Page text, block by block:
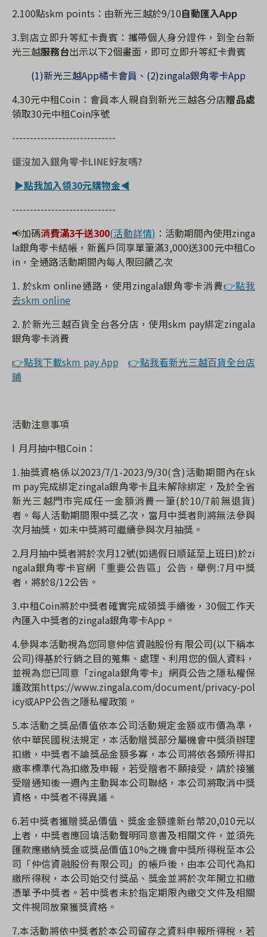
2.100點skm points ：由新光三越於9/10自動匯入App
3.到店立即升等紅卡貴賓：攜帶個人身分證件，到全台新
光三越服務台出示以下2個畫面，即可立即升等紅卡貴賓
(1)新光三越App橘卡會員、 (2)zingala銀角零卡App
4.30元中租Coin ：會員本人親自到新光三越各分店贈品處
領取30元中租Coin序號
-----------------------------
還沒加入銀角零卡LINE好友嗎?
▶點我加入領30元購物金◀
-----------------------------
📢加碼消費滿3千送300(活動詳情) ：活動期間內使用zinga
la銀角零卡結帳，新舊戶同享單筆滿3,000送300元中租Co
in ，全通路活動期間內每人限回饋乙次
1. 於skm online通路，使用zingala銀角零卡消費👉點我
去skm online
2.於新光三越百貨全台各分店，使用skm pay綁定zingala
銀角零卡消費
👉點我下載skm pay App 👉點我看新光三越百貨全台店
鋪
活動注意事項
l 月月抽中租Coin ：
1.抽獎資格係以2023/7/1-2023/9/30(含)活動期間內在sk
m pay完成綁定zingala銀角零卡且未解除綁定，及於全省
新光三越門市完成任一金額消費一筆(於10/7前無退貨)
者 。每人活動期間限中獎乙次，當月中獎者則將無法參與
次月抽獎，如未中獎將可繼續參與次月抽獎。
2.月月抽中獎者將於次月12號(如遇假日順延至上班日)於zi
ngala銀角零卡官網「重要公告區」公告，舉例:7月中獎
者，將於8/12公告。
3.中租Coin將於中獎者確實完成領獎手續後， 30個工作天
內匯入中獎者的zingala銀角零卡App 。
4.參與本活動視為您同意仲信資融股份有限公司(以下稱本
公司)得基於行銷之目的蒐集、處理、利用您的個人資料，
並視為您已同意「zingala銀角零卡」網頁公告之隱私權保
護政策https://www.zingala.com/document/privacy-pol
icy或APP公告之隱私權政策。
5.本活動之獎品價值依本公司活動規定金額或市價為準，
依中華民國稅法規定，本活動贈獎部分屬機會中獎須辦理
扣繳，中獎者不論獎品金額多寡，本公司將依各類所得扣
繳率標準代為扣繳及申報，若受贈者不願接受，請於接獲
受贈通知後一週內主動與本公司聯絡，本公司將取消中獎
資格，中獎者不得異議。
6.若中獎者獲贈獎品價值、獎金金額達新台幣20,010元以
上者，中獎者應回填活動聲明同意書及相關文件，並須先
匯款應繳納獎金或獎品價值10%之機會中獎所得稅至本公
司「仲信資融股份有限公司」的帳戶後，由本公司代為扣
繳所得稅，本公司始交付獎品、獎金並將於次年開立扣繳
憑單予中獎者。若中獎者未於指定期限內繳交文件及相關
文件視同放棄獲獎資格。
7.本活動將依中獎者於本公司留存之資料申報所得稅，若